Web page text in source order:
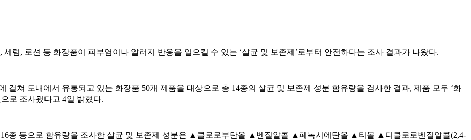
럼, 로션 등 화장품이 피부염이나 알러지 반응을 일으킬 수 있는 ‘살균 및 보존제’로부터 안전하다는 조사 결과가 나왔다.
걸쳐 도내에서 유통되고 있는 화장품 50개 제품을 대상으로 총 14종의 살균 및 보존제 성분 함유량을 검사한 결과, 제품 모두 ‘화
로 조사됐다고 4일 밝혔다.
16종 등으로 함유량을 조사한 살균 및 보존제 성분은 ▲클로로부탄올 ▲벤질알콜 ▲페녹시에탄올 ▲티몰 ▲디클로로벤질알콜(2,4-